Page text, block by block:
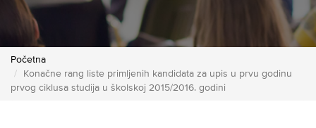
Početna
Konačne rang liste primljenih kandidata za upis u prvu godinu
prvog ciklusa studija u školskoj 2015/2016. godini